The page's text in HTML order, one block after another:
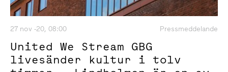
27 nov -20, 08:00 Pressmeddelande
United We Stream GBG
livesänder kultur i tolv